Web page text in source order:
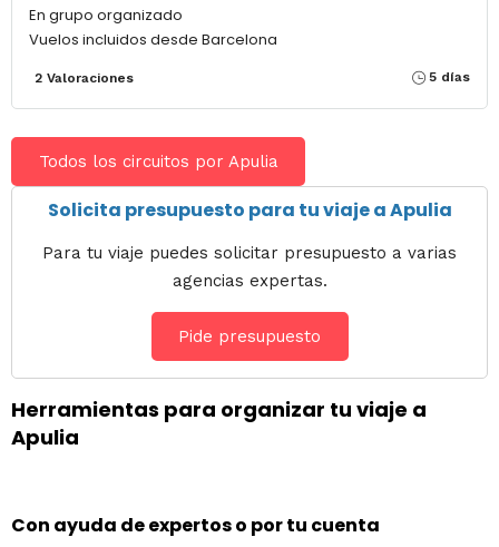
En grupo organizado
Vuelos incluidos desde Barcelona
2 Valoraciones 5 días
Todos los circuitos por Apulia
Solicita presupuesto para tu viaje a Apulia
Para tu viaje puedes solicitar presupuesto a varias
agencias expertas.
Pide presupuesto
Herramientas para organizar tu viaje a
Apulia
Con ayuda de expertos o por tu cuenta